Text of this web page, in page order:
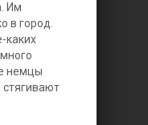
Им
в город.
каких
немцы
стягивают